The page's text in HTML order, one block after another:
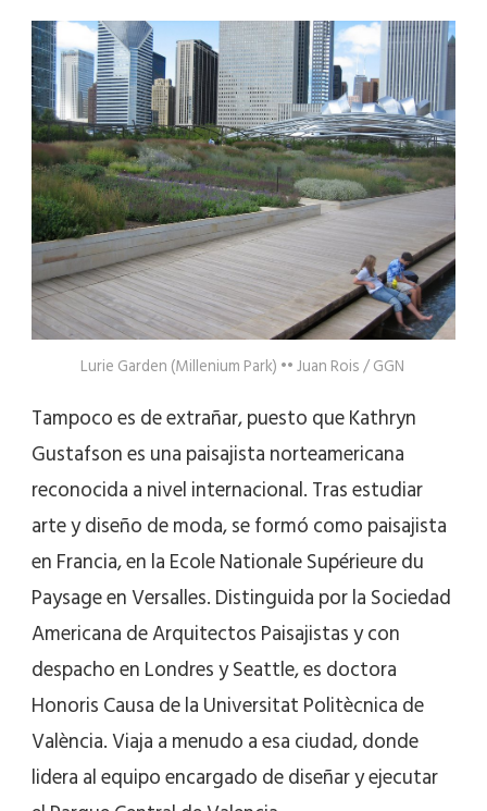
Lurie Garden (Millenium Park) •• Juan Rois / GGN
Tampoco es de extrañar, puesto que Kathryn
Gustafson es una paisajista norteamericana
reconocida a nivel internacional. Tras estudiar
arte y diseño de moda, se formó como paisajista
en Francia, en la Ecole Nationale Supérieure du
Paysage en Versalles. Distinguida por la Sociedad
Americana de Arquitectos Paisajistas y con
despacho en Londres y Seattle, es doctora
Honoris Causa de la Universitat Politècnica de
València. Viaja a menudo a esa ciudad, donde
lidera al equipo encargado de diseñar y ejecutar